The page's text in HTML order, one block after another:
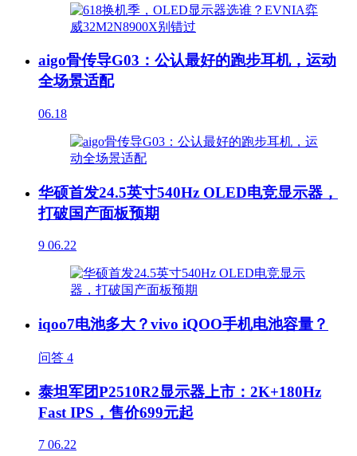
aigo骨传导G03：公认最好的跑步耳机，运动
全场景适配
06.18
华硕首发24.5英寸540Hz OLED电竞显示器，
打破国产面板预期
9 06.22
iqoo7电池多大？vivo iQOO手机电池容量？
问答 4
泰坦军团P2510R2显示器上市：2K+180Hz
Fast IPS，售价699元起
7 06.22